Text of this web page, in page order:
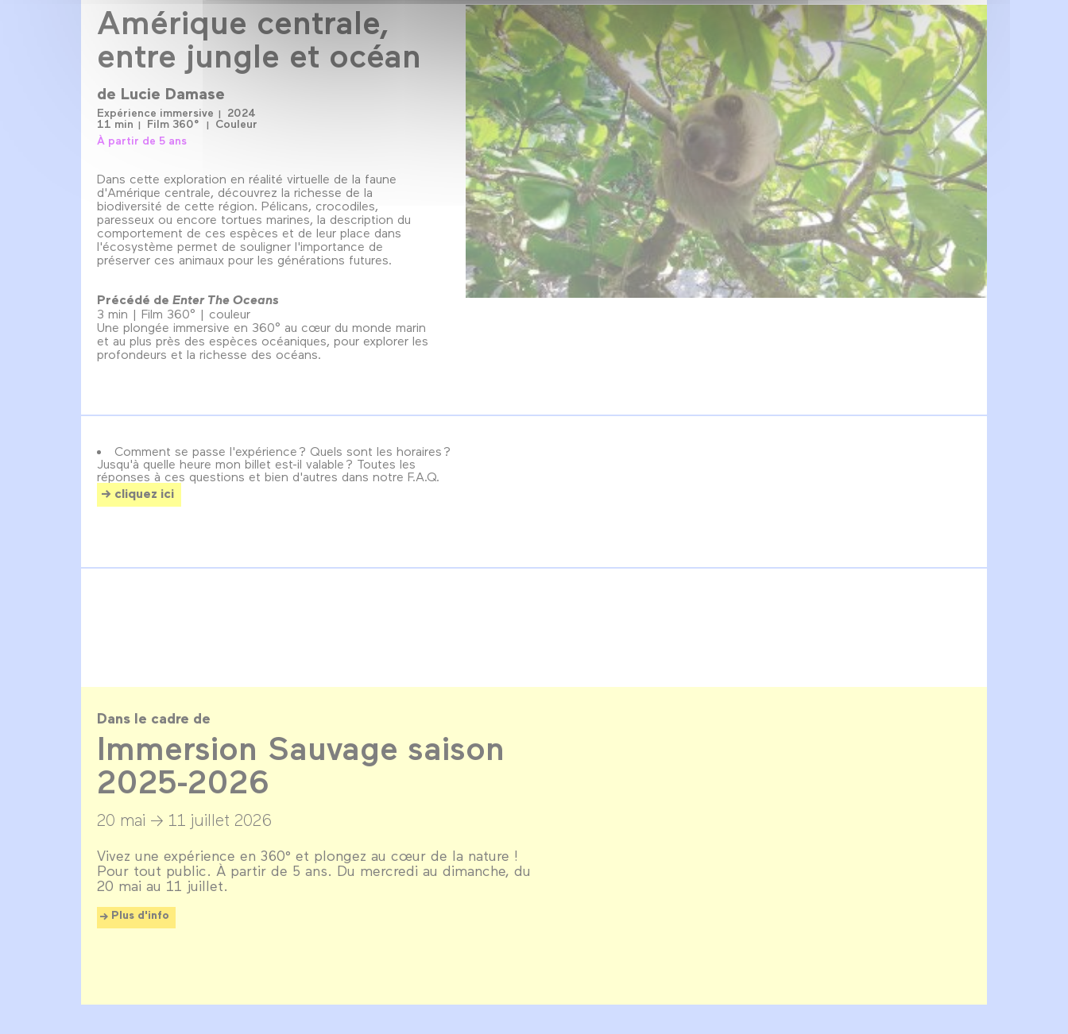
Amérique centrale,
entre jungle et océan
de Lucie Damase
Expérience immersive
2024
11 min
Film 360°
Couleur
À partir de 5 ans
Dans cette exploration en réalité virtuelle de la faune
d'Amérique centrale, découvrez la richesse de la
biodiversité de cette région. Pélicans, crocodiles,
paresseux ou encore tortues marines, la description du
comportement de ces espèces et de leur place dans
l'écosystème permet de souligner l'importance de
préserver ces animaux pour les générations futures.
Précédé de Enter The Oceans
3 min | Film 360° | couleur
Une plongée immersive en 360° au cœur du monde marin
et au plus près des espèces océaniques, pour explorer les
profondeurs et la richesse des océans.
Comment se passe l'expérience ? Quels sont les horaires ?
Jusqu'à quelle heure mon billet est-il valable ? Toutes les
réponses à ces questions et bien d'autres dans notre F.A.Q.
cliquez ici
Dans le cadre de
Immersion Sauvage saison
2025-2026
20 mai → 11 juillet 2026
Vivez une expérience en 360° et plongez au cœur de la nature !
Pour tout public. À partir de 5 ans. Du mercredi au dimanche, du
20 mai au 11 juillet.
Plus d'info